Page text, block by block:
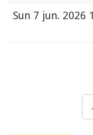
Sun 7 jun. 2026